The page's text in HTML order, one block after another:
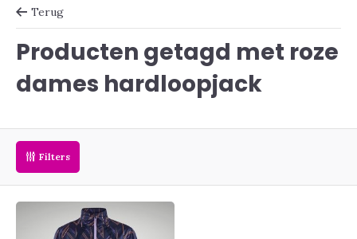
Terug
Producten getagd met roze
dames hardloopjack
Filters